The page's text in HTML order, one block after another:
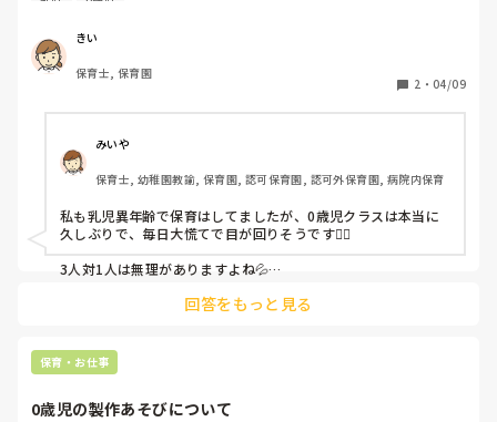
きい
保育士, 保育園
2 ・ 04/09
みいや
保育士, 幼稚園教諭, 保育園, 認可保育園, 認可外保育園, 病院内保育
私も乳児異年齢で保育はしてましたが、0歳児クラスは本当に
久しぶりで、毎日大慌てで目が回りそうです😵‍💫
3人対1人は無理がありますよね💦
今週が無事に終わってホッとしてます😮‍💨来週からもがんばりま
回答をもっと見る
保育・お仕事
0歳児の製作あそびについて